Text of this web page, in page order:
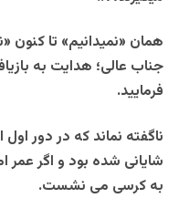
همان «نمیدانیم» تا کنون
جناب عالی؛ هدایت به
فرمایید.
ناگفته نماند که در دور
شایانی شده بود و اگر عمر
به کرسی می نشست.